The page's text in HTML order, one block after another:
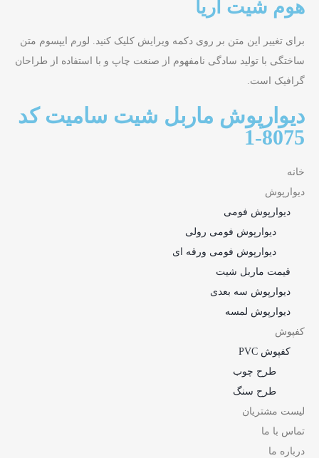
هوم شیت آریا
برای تغییر این متن بر روی دکمه ویرایش کلیک کنید. لورم ایپسوم متن
ساختگی با تولید سادگی نامفهوم از صنعت چاپ و با استفاده از طراحان
گرافیک است.
دیوارپوش ماربل شیت سامیت کد
8075-1
خانه
دیوارپوش
دیوارپوش فومی
دیوارپوش فومی رولی
دیوارپوش فومی ورقه ای
قیمت ماربل شیت
دیوارپوش سه بعدی
دیوارپوش لمسه
کفپوش
کفپوش PVC
طرح چوب
طرح سنگ
لیست مشتریان
تماس با ما
درباره ما